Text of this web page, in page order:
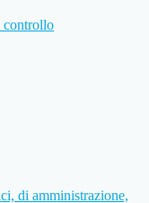
controllo
di amministrazione,